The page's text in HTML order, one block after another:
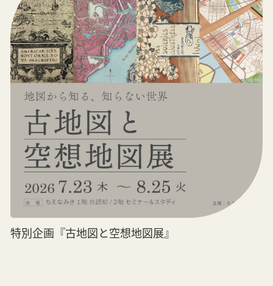
特別企画『古地図と空想地図展』